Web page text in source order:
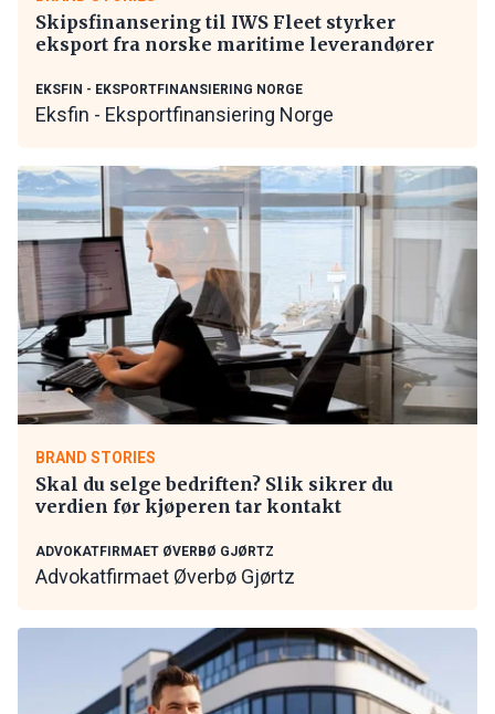
Skipsfinansering til IWS Fleet styrker
eksport fra norske maritime leverandører
EKSFIN - EKSPORTFINANSIERING NORGE
Eksfin - Eksportfinansiering Norge
BRAND STORIES
Skal du selge bedriften? Slik sikrer du
verdien før kjøperen tar kontakt
ADVOKATFIRMAET ØVERBØ GJØRTZ
Advokatfirmaet Øverbø Gjørtz